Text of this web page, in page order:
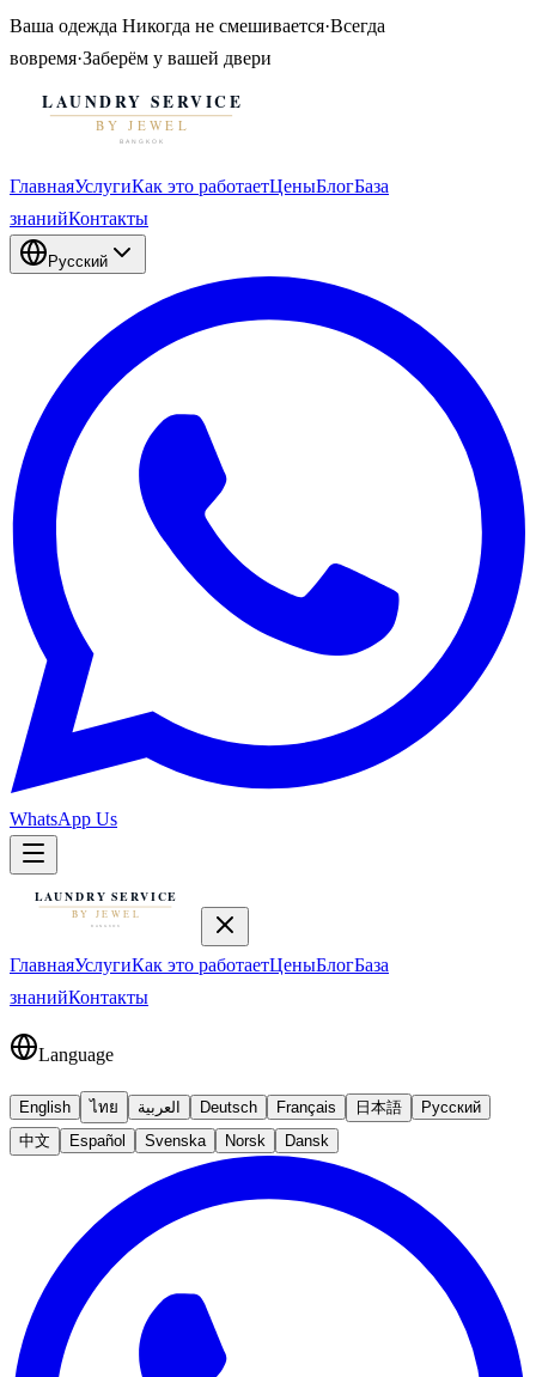
Ваша одежда Никогда не смешивается·Всегда
вовремя·Заберём у вашей двери
ГлавнаяУслугиКак это работаетЦеныБлогБаза
знанийКонтакты
Русский
WhatsApp Us
ГлавнаяУслугиКак это работаетЦеныБлогБаза
знанийКонтакты
Language
English ไทย العربية Deutsch Français 日本語
Русский
中文
Español Svenska Norsk Dansk